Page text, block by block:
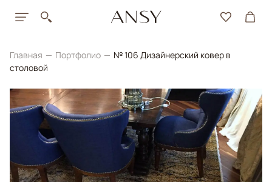
Главная Портфолио
№ 106 Дизайнерский ковер в
столовой